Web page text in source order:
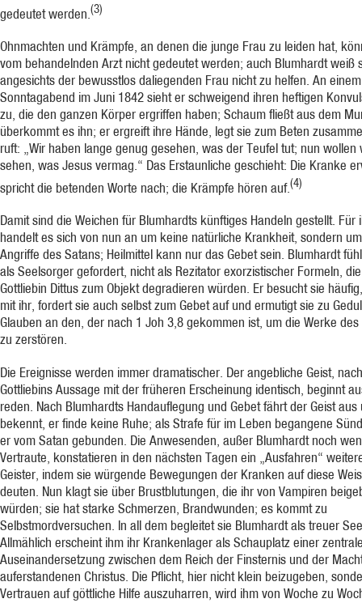
gedeutet werden. (3)
Ohnmachten und Krämpfe, an denen die junge Frau zu leiden hat,
vom behandelnden Arzt nicht gedeutet werden; auch Blumhardt weiß
angesichts der bewusstlos daliegenden Frau nicht zu helfen. An einem
Sonntagabend im Juni 1842 sieht er schweigend ihren heftigen
zu, die den ganzen Körper ergriffen haben; Schaum fließt aus dem
überkommt es ihn; er ergreift ihre Hände, legt sie zum Beten
ruft: „Wir haben lange genug gesehen, was der Teufel tut; nun wollen
sehen, was Jesus vermag.“ Das Erstaunliche geschieht: Die Kranke
spricht die betenden Worte nach; die Krämpfe hören auf.(4)
Damit sind die Weichen für Blumhardts künftiges Handeln gestellt. Für
handelt es sich von nun an um keine natürliche Krankheit, sondern um
Angriffe des Satans; Heilmittel kann nur das Gebet sein. Blumhardt
als Seelsorger gefordert, nicht als Rezitator exorzistischer Formeln, die
Gottliebin Dittus zum Objekt degradieren würden. Er besucht sie
mit ihr, fordert sie auch selbst zum Gebet auf und ermutigt sie zu
Glauben an den, der nach 1 Joh 3,8 gekommen ist, um die Werke des
zu zerstören.
Die Ereignisse werden immer dramatischer. Der angebliche Geist, nach
Gottliebins Aussage mit der früheren Erscheinung identisch, beginnt
reden. Nach Blumhardts Handauflegung und Gebet fährt der Geist aus
bekennt, er finde keine Ruhe; als Strafe für im Leben begangene
er vom Satan gebunden. Die Anwesenden, außer Blumhardt noch
Vertraute, konstatieren in den nächsten Tagen ein „Ausfahren“
Geister, indem sie würgende Bewegungen der Kranken auf diese
deuten. Nun klagt sie über Brustblutungen, die ihr von Vampiren
würden; sie hat starke Schmerzen, Brandwunden; es kommt zu
Selbstmordversuchen. In all dem begleitet sie Blumhardt als treuer
Allmählich erscheint ihm ihr Krankenlager als Schauplatz einer
Auseinandersetzung zwischen dem Reich der Finsternis und der
auferstandenen Christus. Die Pflicht, hier nicht klein beizugeben,
Vertrauen auf göttliche Hilfe auszuharren, wird ihm von Woche zu